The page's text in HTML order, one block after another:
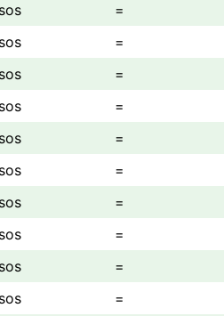
=
=
=
=
=
=
=
=
=
=